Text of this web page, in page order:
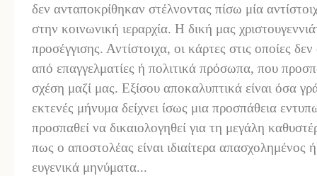
δεν ανταποκρίθηκαν στέλνοντας πίσω μία
στην κοινωνική ιεραρχία. Η δική μας
προσέγγισης. Αντίστοιχα, οι κάρτες στις οποίες
από επαγγελματίες ή πολιτικά πρόσωπα, που
σχέση μαζί μας. Εξίσου αποκαλυπτικά είναι όσα
εκτενές μήνυμα δείχνει ίσως μια προσπάθεια
προσπαθεί να δικαιολογηθεί για τη μεγάλη
πως ο αποστολέας είναι ιδιαίτερα απασχολημένος
ευγενικά μηνύματα...